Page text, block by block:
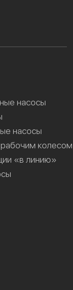
насосы
насосы
колесом
«в линию»